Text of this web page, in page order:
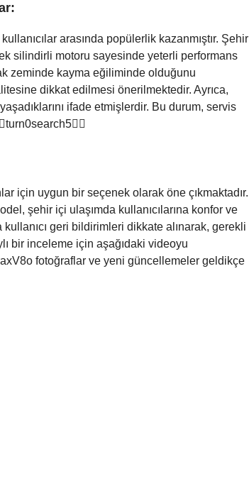
arasında popülerlik kazanmıştır. Şehir
silindirli motoru sayesinde yeterli performans
zeminde kayma eğiliminde olduğunu
dikkat edilmesi önerilmektedir. Ayrıca,
ifade etmişlerdir. Bu durum, servis
için uygun bir seçenek olarak öne çıkmaktadır.
şehir içi ulaşımda kullanıcılarına konfor ve
geri bildirimleri dikkate alınarak, gerekli
bir inceleme için aşağıdaki videoyu
fotoğraflar ve yeni güncellemeler geldikçe